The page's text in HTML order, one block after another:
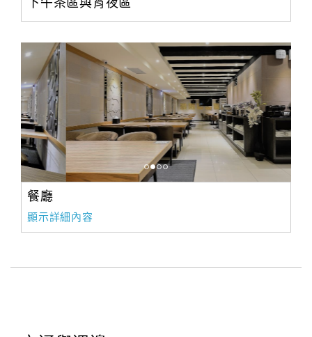
劃
商
品
宣
傳
下午茶區與宵夜區
餐廳
顯示詳細內容